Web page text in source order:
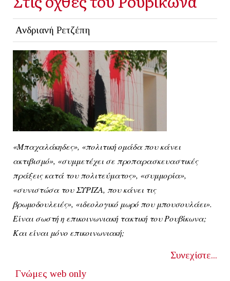
Ανδριανή Ρετζέπη
«Μπαχαλάκηδες», «πολιτική ομάδα που κάνει
ακτιβισμό», «συμμετέχει σε προπαρασκευαστικές
πράξεις κατά του πολιτεύματος», «συμμορία»,
«συνιστώσα του ΣΥΡΙΖΑ, που κάνει τις
βρωμοδουλειές», «ιδεολογικό μωρό που μπουσουλάει».
Είναι σωστή η επικοινωνιακή τακτική του Ρουβίκωνα;
Και είναι μόνο επικοινωνιακή;
Συνεχίστε...
Γνώμες web only